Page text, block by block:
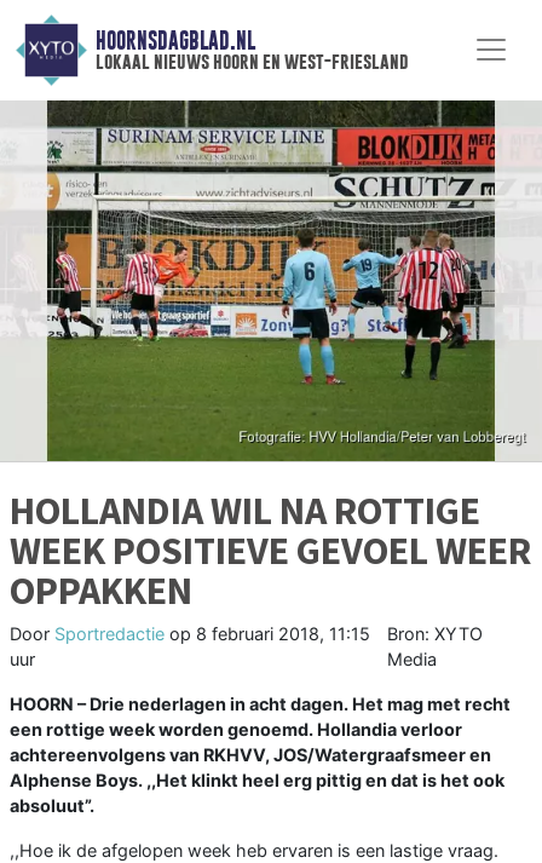
HOORNSDAGBLAD.NL
lokaal nieuws hoorn en west-friesland
HOLLANDIA WIL NA ROTTIGE
WEEK POSITIEVE GEVOEL WEER
OPPAKKEN
Door Sportredactie op 8 februari 2018, 11:15
uur
Bron: XYTO
Media
HOORN – Drie nederlagen in acht dagen. Het mag met recht
een rottige week worden genoemd. Hollandia verloor
achtereenvolgens van RKHVV, JOS/Watergraafsmeer en
Alphense Boys. ,,Het klinkt heel erg pittig en dat is het ook
absoluut”.
,,Hoe ik de afgelopen week heb ervaren is een lastige vraag.